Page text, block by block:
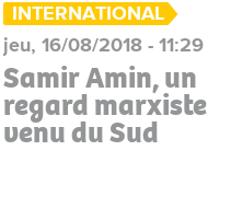
INTERNATIONAL
jeu, 16/08/2018 - 11:29
Samir Amin, un
regard marxiste
venu du Sud